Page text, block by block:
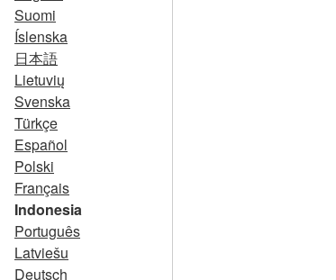
Suomi
Íslenska
日本語
Lietuvių
Svenska
Türkçe
Español
Polski
Français
Indonesia
Português
Latviešu
Deutsch